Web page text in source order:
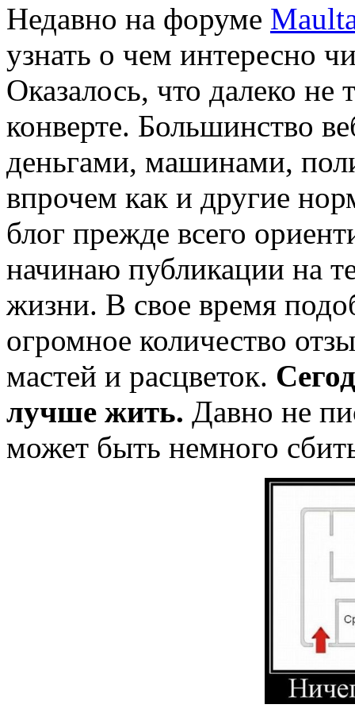
Недавно на форуме
узнать о чем интересно
Оказалось, что далеко не
конверте. Большинство
деньгами, машинами,
впрочем как и другие
блог прежде всего
начинаю публикации на
жизни. В свое время
огромное количество
мастей и расцветок.
лучше жить. Давно не
может быть немного